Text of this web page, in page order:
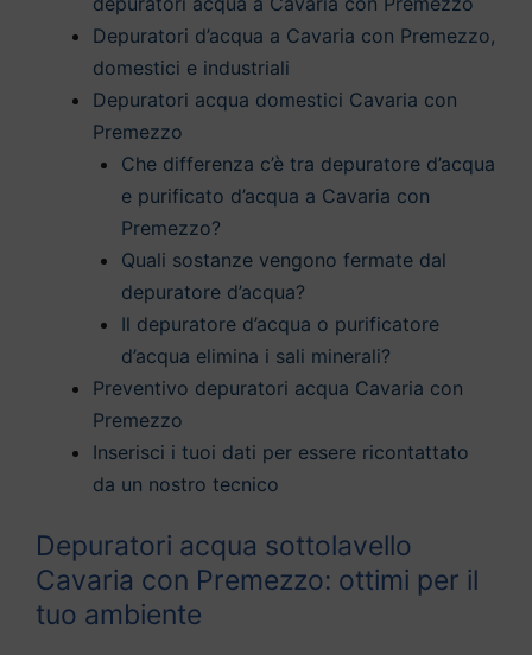
Depuratori d’acqua a Cavaria con Premezzo,
domestici e industriali
Depuratori acqua domestici Cavaria con
Premezzo
Che differenza c’è tra depuratore d’acqua
e purificato d’acqua a Cavaria con
Premezzo?
Quali sostanze vengono fermate dal
depuratore d’acqua?
Il depuratore d’acqua o purificatore
d’acqua elimina i sali minerali?
Preventivo depuratori acqua Cavaria con
Premezzo
Inserisci i tuoi dati per essere ricontattato
da un nostro tecnico
Depuratori acqua sottolavello
Cavaria con Premezzo: ottimi per il
tuo ambiente